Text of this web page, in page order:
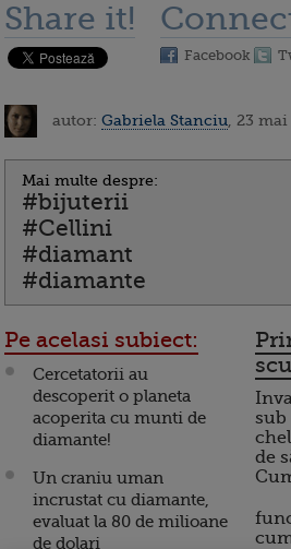
Share it!
Facebook
autor: Gabriela Stanciu , 23
Mai multe despre:
#bijuterii
#Cellini
#diamant
#diamante
Pe acelasi subiect:
Cercetatorii au
descoperit o planeta
acoperita cu munti de
diamante!
Un craniu uman
incrustat cu diamante,
evaluat la 80 de milioane
de dolari
de